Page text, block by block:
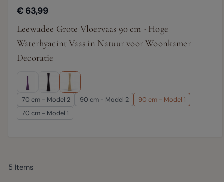
€ 63,99
Leewadee Grote Vloervaas 90 cm - Hoge
Waterhyacint Vaas in Natuur voor Woonkamer
Decoratie
70 cm - Model 2 90 cm - Model 2
90 cm - Model 1
70 cm - Model 1
5 Items